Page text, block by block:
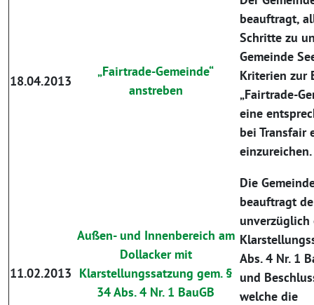
18.04.2013
„Fairtrade-Gemeinde“
anstreben
beauftragt,
Schritte zu
Gemeinde
Kriterien zur
„Fairtrade-
eine
bei Transfair
einzureichen.
11.02.2013
Außen- und Innenbereich am
Dollacker mit
Klarstellungssatzung gem. §
34 Abs. 4 Nr. 1 BauGB
Die
beauftragt
unverzüglich
Abs. 4 Nr. 1
und
welche die